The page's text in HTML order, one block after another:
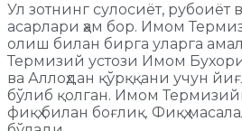
Ул зотнинг сулосиёт, рубоиёт
асарлари ҳам бор. Имом
олиш билан бирга уларга
Термизий устози Имом
ва Аллоҳдан қўрққани учун
бўлиб қолган. Имом
фиқҳ билан боғлиқ. Фиқҳ